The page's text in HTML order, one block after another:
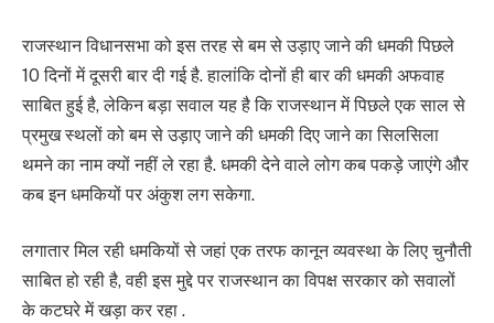
राजस्थान विधानसभा को इस तरह से बम से उड़ाए जाने की धमकी पिछले
10 दिनों में दूसरी बार दी गई है. हालांकि दोनों ही बार की धमकी अफवाह
साबित हुई है, लेकिन बड़ा सवाल यह है कि राजस्थान में पिछले एक साल से
प्रमुख स्थलों को बम से उड़ाए जाने की धमकी दिए जाने का सिलसिला
थमने का नाम क्यों नहीं ले रहा है. धमकी देने वाले लोग कब पकड़े जाएंगे और
कब इन धमकियों पर अंकुश लग सकेगा.
लगातार मिल रही धमकियों से जहां एक तरफ कानून व्यवस्था के लिए चुनौती
साबित हो रही है, वही इस मुद्दे पर राजस्थान का विपक्ष सरकार को सवालों
के कटघरे में खड़ा कर रहा .